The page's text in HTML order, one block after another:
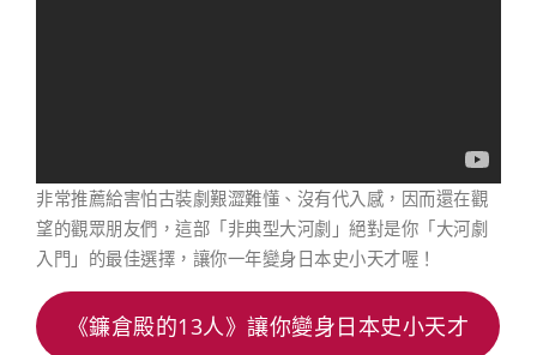
非常推薦給害怕古裝劇艱澀難懂、沒有代入感，因而還在觀
望的觀眾朋友們，這部「非典型大河劇」絕對是你「大河劇
入門」的最佳選擇，讓你一年變身日本史小天才喔！
《鐮倉殿的13人》讓你變身日本史小天才